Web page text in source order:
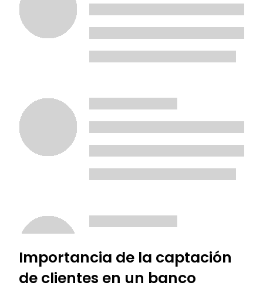
Importancia de la captación
de clientes en un banco